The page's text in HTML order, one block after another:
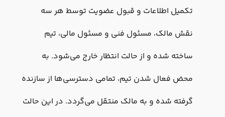
تکمیل اطلاعات و قبول عضویت توسط هر سه
نقش مالک، مسئول فنی و مسئول مالی، تیم
ساخته شده و از حالت انتظار خارج می‌شود. به
محض فعال شدن تیم، تمامی دسترسی‌ها از سازنده
گرفته شده و به مالک منتقل می‌گردد. در این حالت